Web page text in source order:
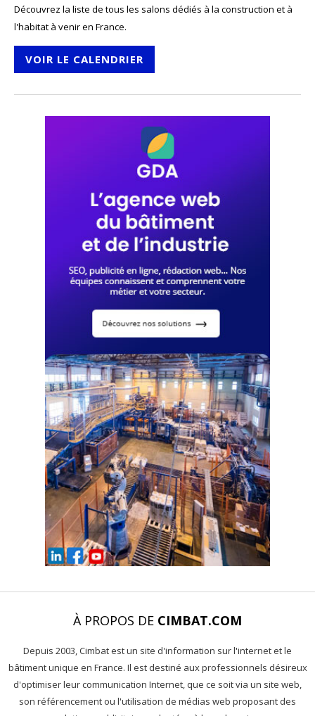
Découvrez la liste de tous les salons dédiés à la construction et à
l'habitat à venir en France.
VOIR LE CALENDRIER
À PROPOS DE CIMBAT.COM
Depuis 2003, Cimbat est un site d'information sur l'internet et le
bâtiment unique en France. Il est destiné aux professionnels désireux
d'optimiser leur communication Internet, que ce soit via un site web,
son référencement ou l'utilisation de médias web proposant des